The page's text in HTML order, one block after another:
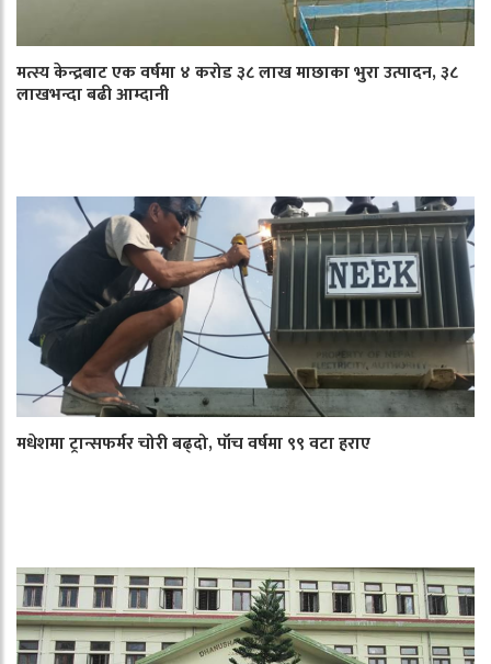
मत्स्य केन्द्रबाट एक वर्षमा ४ करोड ३८ लाख माछाका भुरा उत्पादन, ३८
लाखभन्दा बढी आम्दानी
मधेशमा ट्रान्सफर्मर चोरी बढ्दो, पाँच वर्षमा ९९ वटा हराए